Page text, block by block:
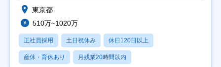
東京都
510万~1020万
正社員採用 土日祝休み 休日120日以上
産休・育休あり 月残業20時間以内